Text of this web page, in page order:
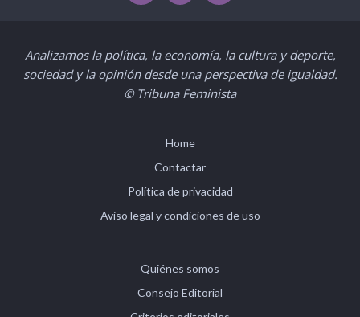
Analizamos la política, la economía, la cultura y deporte,
sociedad y la opinión desde una perspectiva de igualdad.
© Tribuna Feminista
Home
Contactar
Política de privacidad
Aviso legal y condiciones de uso
Quiénes somos
Consejo Editorial